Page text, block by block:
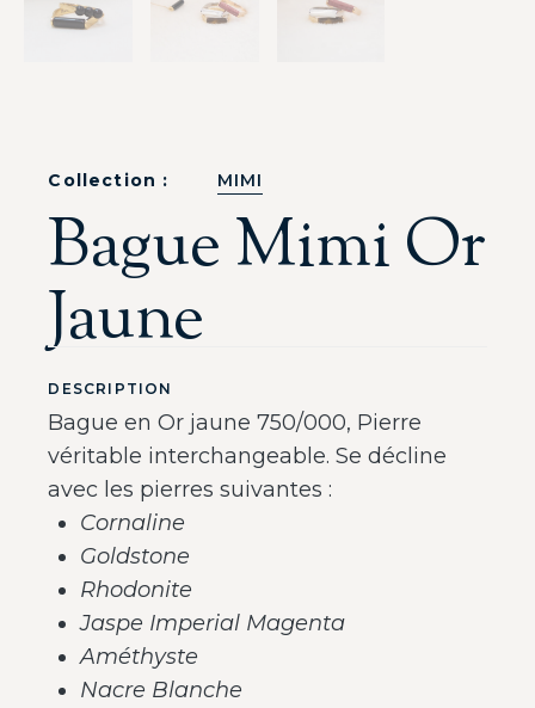
Collection : MIMI
Bague Mimi Or
Jaune
DESCRIPTION
Bague en Or jaune 750/000, Pierre
véritable interchangeable. Se décline
avec les pierres suivantes :
Cornaline
Goldstone
Rhodonite
Jaspe Imperial Magenta
Améthyste
Nacre Blanche